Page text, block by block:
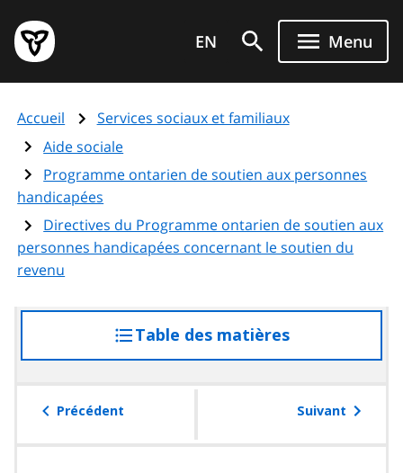
au
contenu
principal
Page
d'accueil
de
l'Ontario
EN Menu
Accueil
Services sociaux et familiaux
Aide sociale
Programme ontarien de soutien aux personnes
handicapées
Directives du Programme ontarien de soutien aux
personnes handicapées concernant le soutien du
revenu
Table des matières
à
table
Précédent Suivant